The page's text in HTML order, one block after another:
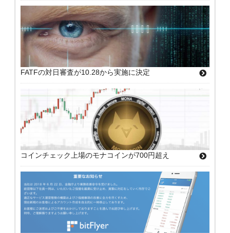
FATFの対日審査が10.28から実施に決定
コインチェック上場のモナコインが700円超え